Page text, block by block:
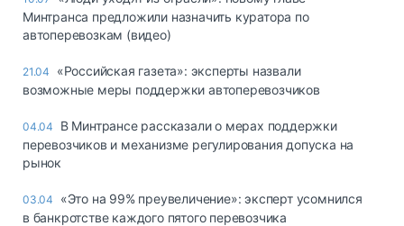
Минтранса предложили назначить куратора по
автоперевозкам (видео)
21.04
«Российская газета»: эксперты назвали
возможные меры поддержки автоперевозчиков
04.04
В Минтрансе рассказали о мерах поддержки
перевозчиков и механизме регулирования допуска на
рынок
03.04
«Это на 99% преувеличение»: эксперт усомнился
в банкротстве каждого пятого перевозчика